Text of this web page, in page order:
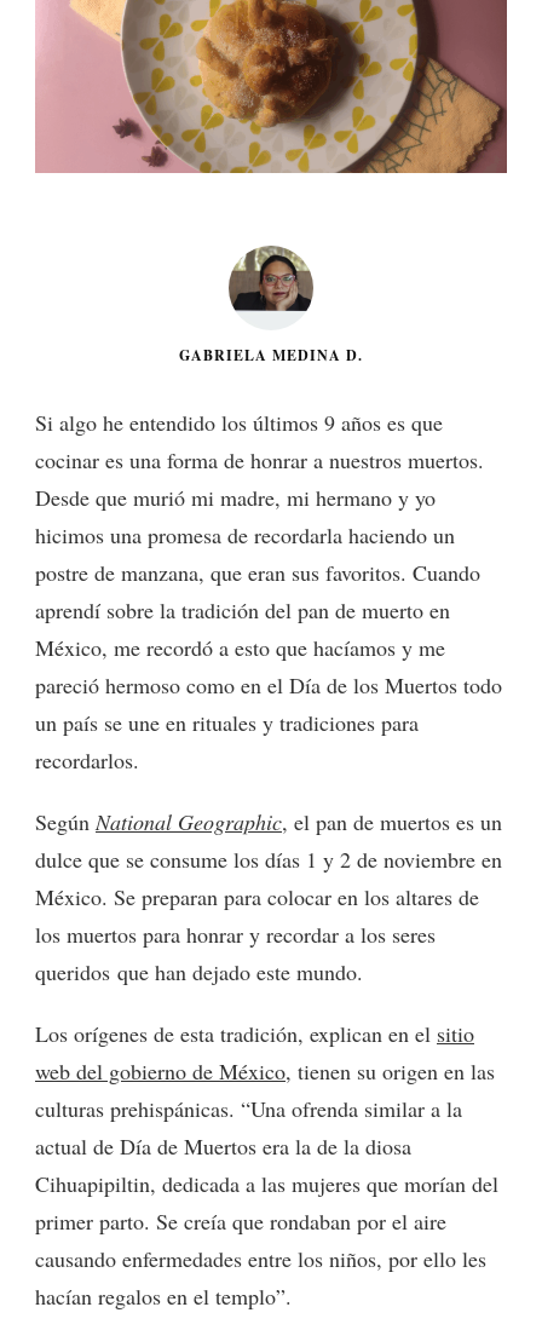
GABRIELA MEDINA D.
Si algo he entendido los últimos 9 años es que
cocinar es una forma de honrar a nuestros muertos.
Desde que murió mi madre, mi hermano y yo
hicimos una promesa de recordarla haciendo un
postre de manzana, que eran sus favoritos. Cuando
aprendí sobre la tradición del pan de muerto en
México, me recordó a esto que hacíamos y me
pareció hermoso como en el Día de los Muertos todo
un país se une en rituales y tradiciones para
recordarlos.
SegúnNational Geographic, el pan de muertos es un
dulce que se consume los días 1 y 2 de noviembre en
México. Se preparan para colocar en los altares de
los muertos para honrar y recordar a los seres
queridos que han dejado este mundo.
Los orígenes de esta tradición, explican en el sitio
web del gobierno de México, tienen su origen en las
culturas prehispánicas. “Una ofrenda similar a la
actual de Día de Muertos era la de la diosa
Cihuapipiltin, dedicada a las mujeres que morían del
primer parto. Se creía que rondaban por el aire
causando enfermedades entre los niños, por ello les
hacían regalos en el templo”.